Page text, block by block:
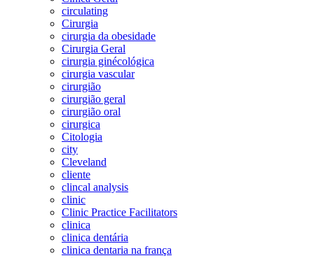
circulating
Cirurgia
cirurgia da obesidade
Cirurgia Geral
cirurgia ginécológica
cirurgia vascular
cirurgião
cirurgião geral
cirurgião oral
cirurgica
Citologia
city
Cleveland
cliente
clincal analysis
clinic
Clinic Practice Facilitators
clinica
clinica dentária
clinica dentaria na frança